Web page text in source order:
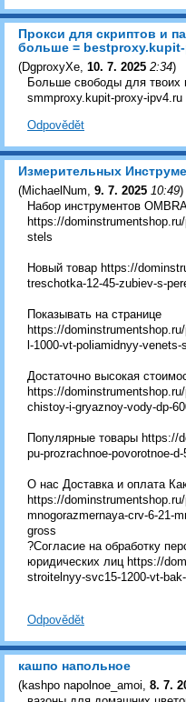
Прокси для скриптов и
больше =
(DgproxyXe, 10. 7. 2025 2:34)
Больше свободы для твоих
smmproxy.kupit-proxy-ipv4.ru
Odpovědět
Измерительных
(MichaelNum, 9. 7. 2025 10:49)
Набор инструментов
https://
stels
Новый товар https://
treschotka-12-45-zubiev-s-
Показывать на странице
https://
l-1000-vt-poliamidnyy-venets-
Достаточно высокая
https://
chistoy-i-gryaznoy-vody-dp-
Популярные товары https://
pu-prozrachnoe-povorotnoe-
О нас Доставка и оплата
https://
mnogorazmernaya-crv-6-21-
gross
?Согласие на обработку
юридических лиц https://
stroitelnyy-svc15-1200-vt-
Odpovědět
кашпо напольное
(kashpo napolnoe_amoi 8. 7.